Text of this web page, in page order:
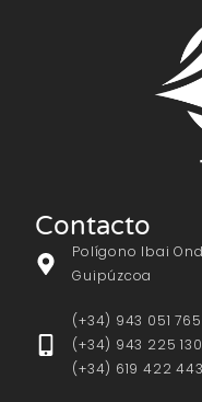
Contacto
Polígono Ibai
Guipúzcoa
(+34) 943 051 765
(+34) 943 225 130
(+34) 619 422 443